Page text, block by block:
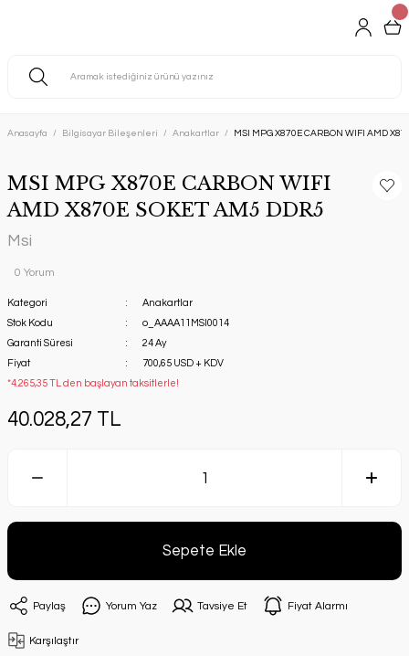
Anasayfa Bilgisayar Bileşenleri Anakartlar MSI MPG X870E CARBON WIFI AMD
MSI MPG X870E CARBON WIFI
AMD X870E SOKET AM5 DDR5
Msi
0 Yorum
Kategori
Anakartlar
Stok Kodu
o_AAAA11MSI0014
Garanti Süresi
24 Ay
Fiyat
700,65 USD + KDV
*4.265,35 TL den başlayan taksitlerle!
40.028,27 TL
Sepete Ekle
Paylaş Yorum Yaz Tavsiye Et Fiyat Alarmı
Karşılaştır